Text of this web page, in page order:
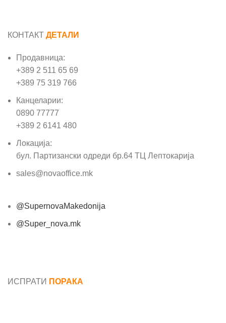
КОНТАКТ ДЕТАЛИ
Продавница:
+389 2 511 65 69
+389 75 319 766
Канцеларии:
0890 77777
+389 2 6141 480
Локација:
бул. Партизански одреди бр.64 ТЦ Лептокарија
sales@novaoffice.mk
@SupernovaMakedonija
@Super_nova.mk
ИСПРАТИ ПОРАКА